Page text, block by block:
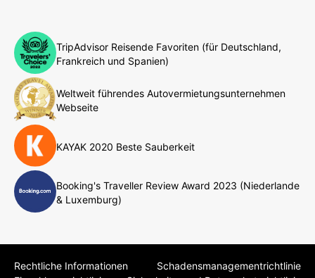
TripAdvisor Reisende Favoriten (für Deutschland,
Frankreich und Spanien)
Weltweit führendes Autovermietungsunternehmen
Webseite
KAYAK 2020 Beste Sauberkeit
Booking's Traveller Review Award 2023 (Niederlande
& Luxemburg)
Rechtliche Informationen
Schadensmanagementrichtlinie